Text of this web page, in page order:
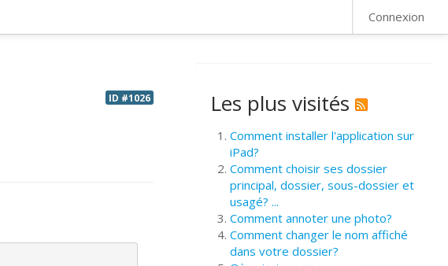
Connexion
ID #1026 Les plus visités
Comment installer l'application sur
iPad?
Comment choisir ses dossier
principal, dossier, sous-dossier et
usagé? ...
Comment annoter une photo?
Comment changer le nom affiché
dans votre dossier?